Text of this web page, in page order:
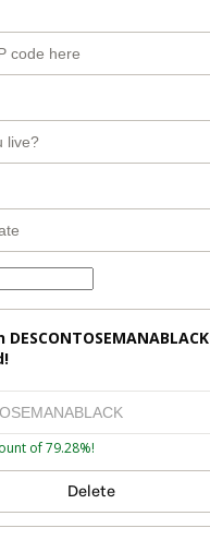
DESCONTOSEMANABLACK
of 79.28%!
Delete